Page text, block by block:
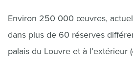
Environ 250 000 œuvres,
dans plus de 60 réserves
palais du Louvre et à l’extérieur